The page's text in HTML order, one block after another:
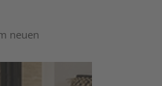
neuen